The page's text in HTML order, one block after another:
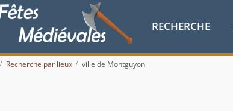
RECHERCHE
Recherche par lieux ville de Montguyon